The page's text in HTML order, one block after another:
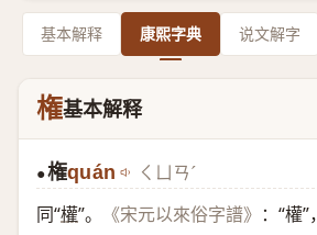
基本解释 康熙字典 说文解字
権基本解释
●権quán ㄑㄩㄢˊ
同“權”。 《宋元以來俗字譜》 ：“權”，